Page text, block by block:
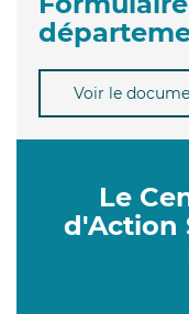
Voir le
Le
d'Action